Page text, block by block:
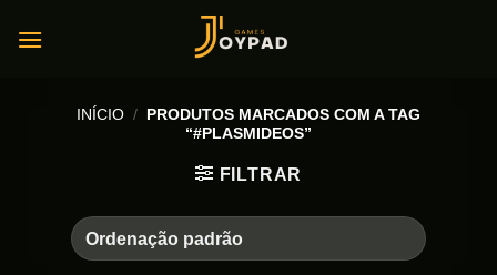
INÍCIO / PRODUTOS MARCADOS COM A TAG
“#PLASMIDEOS”
FILTRAR